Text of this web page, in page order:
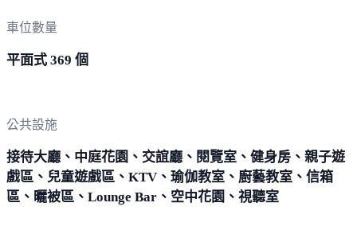
車位數量
平面式 369 個
公共設施
接待大廳、中庭花園、交誼廳、閱覽室、健身房、親子遊
戲區、兒童遊戲區、KTV、瑜伽教室、廚藝教室、信箱
區、曬被區、Lounge Bar、空中花園、視聽室